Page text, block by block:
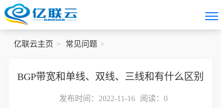
亿联云主页 常见问题
BGP带宽和单线、双线、三线和有什么区别
发布时间：2022-11-16 阅读： 0